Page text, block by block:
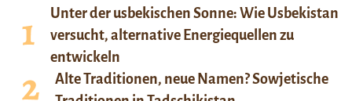
Unter der usbekischen Sonne: Wie Usbekistan
versucht, alternative Energiequellen zu
entwickeln
Alte Traditionen, neue Namen? Sowjetische